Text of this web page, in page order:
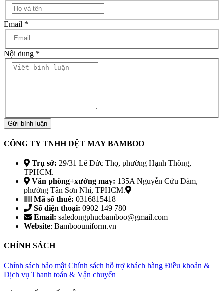
Email *
Nội dung *
Gửi bình luận
CÔNG TY TNHH DỆT MAY BAMBOO
Trụ sở: 29/31 Lê Đức Thọ, phường Hạnh Thông,
TPHCM.
Văn phòng+xưởng may: 135A Nguyễn Cửu Đàm,
phường Tân Sơn Nhì, TPHCM.
Mã số thuế: 0316815418
Số điện thoại: 0902 149 780
Email: saledongphucbamboo@gmail.com
Website: Bamboouniform.vn
CHÍNH SÁCH
Chính sách bảo mật Chính sách hỗ trợ khách hàng Điều khoản &
Dịch vụ Thanh toán & Vận chuyển